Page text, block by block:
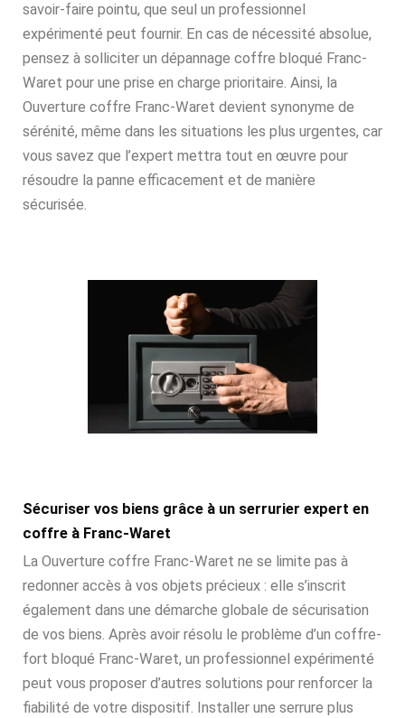
savoir-faire pointu, que seul un professionnel
expérimenté peut fournir. En cas de nécessité absolue,
pensez à solliciter un dépannage coffre bloqué Franc-
Waret pour une prise en charge prioritaire. Ainsi, la
Ouverture coffre Franc-Waret devient synonyme de
sérénité, même dans les situations les plus urgentes, car
vous savez que l’expert mettra tout en œuvre pour
résoudre la panne efficacement et de manière
sécurisée.
Sécuriser vos biens grâce à un serrurier expert en
coffre à Franc-Waret
La Ouverture coffre Franc-Waret ne se limite pas à
redonner accès à vos objets précieux : elle s’inscrit
également dans une démarche globale de sécurisation
de vos biens. Après avoir résolu le problème d’un coffre-
fort bloqué Franc-Waret, un professionnel expérimenté
peut vous proposer d’autres solutions pour renforcer la
fiabilité de votre dispositif. Installer une serrure plus